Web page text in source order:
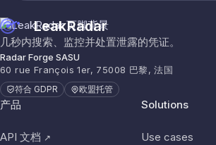
LeakRadar
几秒内搜索、监控并处置泄露的凭证。
Radar Forge SASU
60 rue François 1er, 75008 巴黎, 法国
符合 GDPR 欧盟托管
产品
API 文档 ↗
Solutions
Use cases